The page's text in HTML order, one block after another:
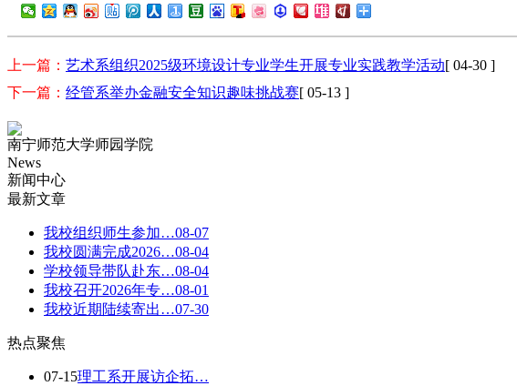
上一篇： 艺术系组织2025级环境设计专业学生开展专业实践教学活动[ 04-30 ]
下一篇： 经管系举办金融安全知识趣味挑战赛[ 05-13 ]
南宁师范大学师园学院
News
新闻中心
最新文章
我校组织师生参加…08-07
我校圆满完成2026…08-04
学校领导带队赴东…08-04
我校召开2026年专…08-01
我校近期陆续寄出…07-30
热点聚焦
07-15理工系开展访企拓…